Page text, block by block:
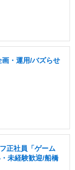
・運用/バズらせ
正社員「ゲーム
未経験歓迎/船橋